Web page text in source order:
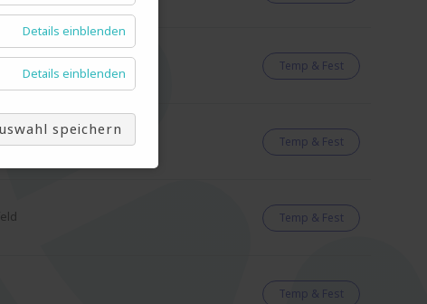
Temp & Fest
Temp & Fest
Temp & Fest
Temp & Fest
Details einblenden
Details einblenden
speichern